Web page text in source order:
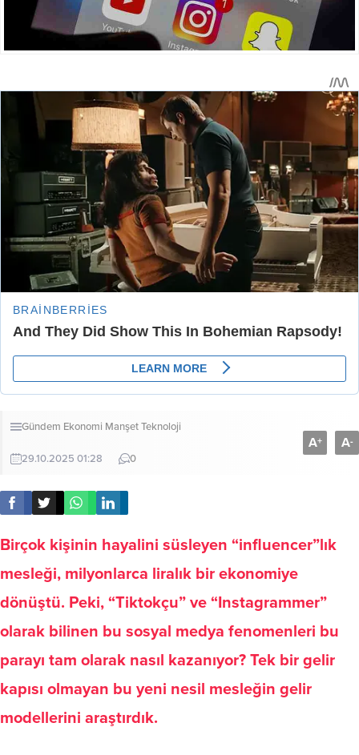
Gündem Ekonomi ManşetTeknoloji
29.10.2025 01:28 0
A+ A-
Birçok kişinin hayalini süsleyen “influencer”lık
mesleği, milyonlarca liralık bir ekonomiye
dönüştü. Peki, “Tiktokçu” ve “Instagrammer”
olarak bilinen bu sosyal medya fenomenleri bu
parayı tam olarak nasıl kazanıyor? Tek bir gelir
kapısı olmayan bu yeni nesil mesleğin gelir
modellerini araştırdık.